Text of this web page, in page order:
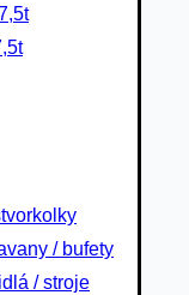
/ bufety
/ stroje